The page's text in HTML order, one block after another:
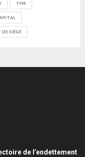
TFM
DE SIÈGE
de l’endettement